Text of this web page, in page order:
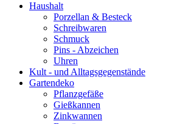
Haushalt
Porzellan & Besteck
Schreibwaren
Schmuck
Pins - Abzeichen
Uhren
Kult - und Alltagsgegenstände
Gartendeko
Pflanzgefäße
Gießkannen
Zinkwannen